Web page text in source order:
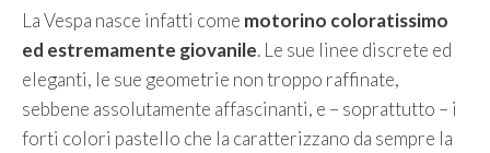
La Vespa nasce infatti come motorino coloratissimo
ed estremamente giovanile. Le sue linee discrete ed
eleganti, le sue geometrie non troppo raffinate,
sebbene assolutamente affascinanti, e – soprattutto – i
forti colori pastello che la caratterizzano da sempre la